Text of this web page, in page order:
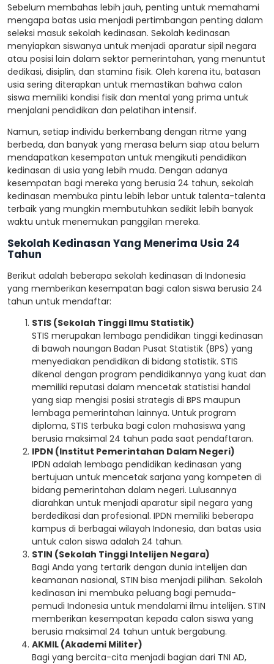
Sebelum membahas lebih jauh, penting untuk memahami
mengapa batas usia menjadi pertimbangan penting dalam
seleksi masuk sekolah kedinasan. Sekolah kedinasan
menyiapkan siswanya untuk menjadi aparatur sipil negara
atau posisi lain dalam sektor pemerintahan, yang menuntut
dedikasi, disiplin, dan stamina fisik. Oleh karena itu, batasan
usia sering diterapkan untuk memastikan bahwa calon
siswa memiliki kondisi fisik dan mental yang prima untuk
menjalani pendidikan dan pelatihan intensif.
Namun, setiap individu berkembang dengan ritme yang
berbeda, dan banyak yang merasa belum siap atau belum
mendapatkan kesempatan untuk mengikuti pendidikan
kedinasan di usia yang lebih muda. Dengan adanya
kesempatan bagi mereka yang berusia 24 tahun, sekolah
kedinasan membuka pintu lebih lebar untuk talenta-talenta
terbaik yang mungkin membutuhkan sedikit lebih banyak
waktu untuk menemukan panggilan mereka.
Sekolah Kedinasan Yang Menerima Usia 24
Tahun
Berikut adalah beberapa sekolah kedinasan di Indonesia
yang memberikan kesempatan bagi calon siswa berusia 24
tahun untuk mendaftar:
STIS (Sekolah Tinggi Ilmu Statistik)
STIS merupakan lembaga pendidikan tinggi kedinasan
di bawah naungan Badan Pusat Statistik (BPS) yang
menyediakan pendidikan di bidang statistik. STIS
dikenal dengan program pendidikannya yang kuat dan
memiliki reputasi dalam mencetak statistisi handal
yang siap mengisi posisi strategis di BPS maupun
lembaga pemerintahan lainnya. Untuk program
diploma, STIS terbuka bagi calon mahasiswa yang
berusia maksimal 24 tahun pada saat pendaftaran.
IPDN (Institut Pemerintahan Dalam Negeri)
IPDN adalah lembaga pendidikan kedinasan yang
bertujuan untuk mencetak sarjana yang kompeten di
bidang pemerintahan dalam negeri. Lulusannya
diarahkan untuk menjadi aparatur sipil negara yang
berdedikasi dan profesional. IPDN memiliki beberapa
kampus di berbagai wilayah Indonesia, dan batas usia
untuk calon siswa adalah 24 tahun.
STIN (Sekolah Tinggi Intelijen Negara)
Bagi Anda yang tertarik dengan dunia intelijen dan
keamanan nasional, STIN bisa menjadi pilihan. Sekolah
kedinasan ini membuka peluang bagi pemuda-
pemudi Indonesia untuk mendalami ilmu intelijen. STIN
memberikan kesempatan kepada calon siswa yang
berusia maksimal 24 tahun untuk bergabung.
AKMIL (Akademi Militer)
Bagi yang bercita-cita menjadi bagian dari TNI AD,